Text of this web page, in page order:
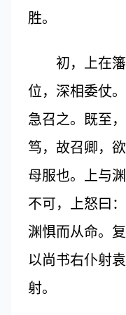
胜。
初，上在籓
位，深相委仗
急召之。既至
笃，故召卿，
母服也。上与
不可，上怒曰
渊惧而从命。
以尚书右仆射
射。